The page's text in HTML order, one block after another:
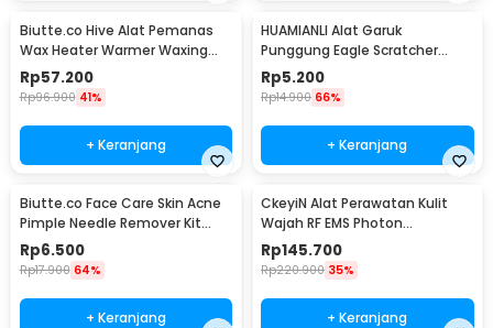
Biutte.co Hive Alat Pemanas
Wax Heater Warmer Waxing
Pro-Wax 100 - JG-117
Rp57.200
Rp96.900 41%
+ Keranjang
HUAMIANLI Alat Garuk
Punggung Eagle Scratcher
Stainless Steel - B01ER
Rp5.200
Rp14.900 66%
+ Keranjang
Biutte.co Face Care Skin Acne
Pimple Needle Remover Kit
4PCS - AS1
Rp6.500
Rp17.900 64%
+ Keranjang
CkeyiN Alat Perawatan Kulit
Wajah RF EMS Photon
Rejuvenation - 9902
Rp145.700
Rp220.900 35%
+ Keranjang